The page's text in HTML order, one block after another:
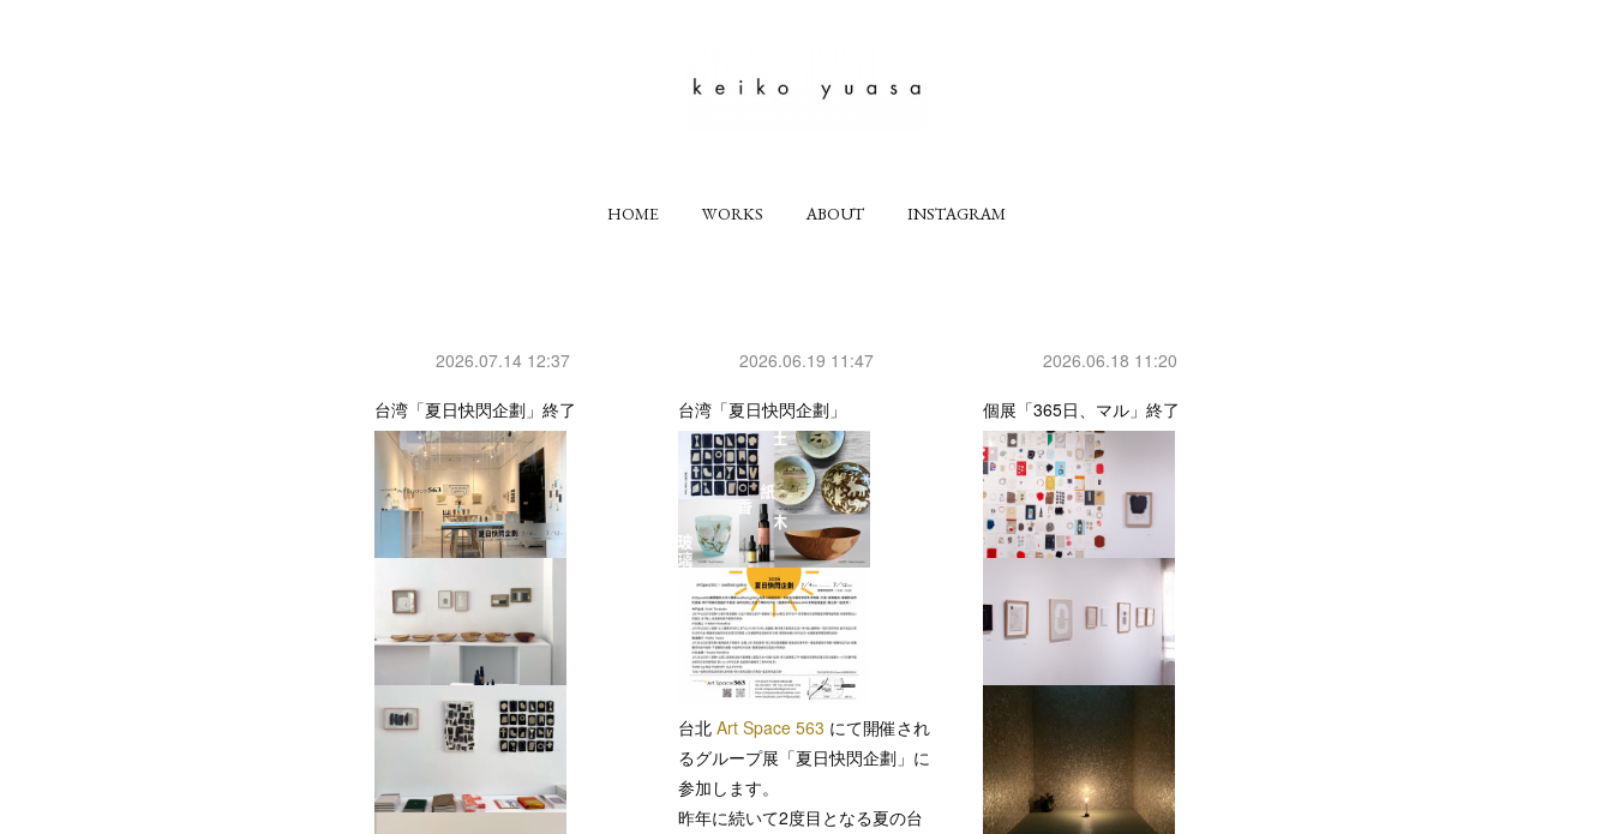
HOME WORKS ABOUT INSTAGRAM
2026.07.14 12:37
台湾「夏日快閃企劃」終了
2026.06.19 11:47
台湾「夏日快閃企劃」
台北Art Space 563 にて開催され
るグループ展「夏日快閃企劃」に
参加します。
昨年に続いて2度目となる夏の台
2026.06.18 11:20
個展「365日、マル」終了